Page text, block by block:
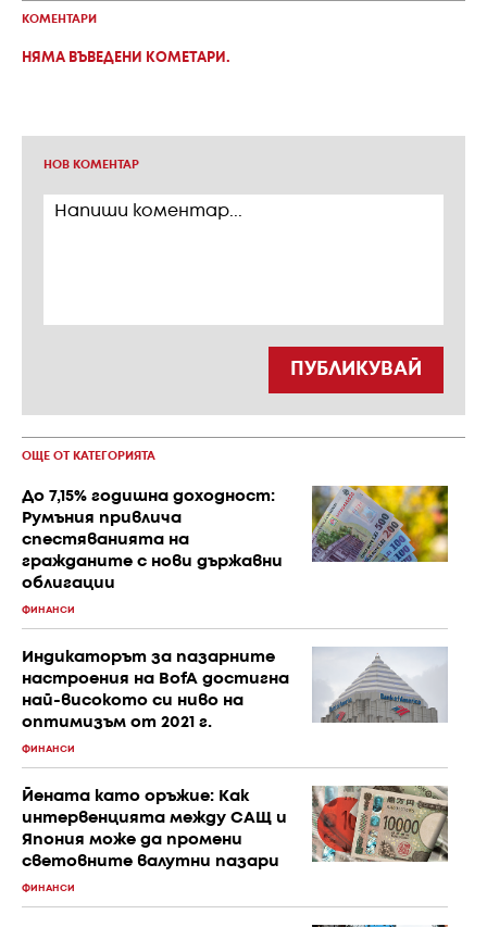
КОМЕНТАРИ
НЯМА ВЪВЕДЕНИ КОМЕТАРИ.
НОВ КОМЕНТАР
ПУБЛИКУВАЙ
ОЩЕ ОТ КАТЕГОРИЯТА
До 7,15% годишна доходност:
Румъния привлича
спестяванията на
гражданите с нови държавни
облигации
ФИНАНСИ
Индикаторът за пазарните
настроения на BofA достигна
най-високото си ниво на
оптимизъм от 2021 г.
ФИНАНСИ
Йената като оръжие: Как
интервенцията между САЩ и
Япония може да промени
световните валутни пазари
ФИНАНСИ